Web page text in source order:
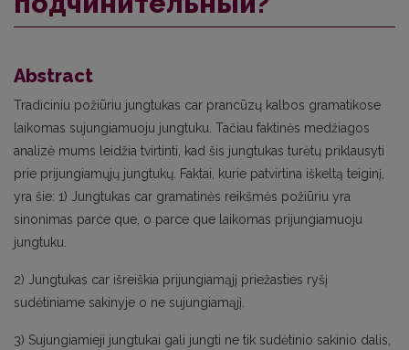
Abstract
Tradiciniu požiūriu jungtukas car prancūzų kalbos gramatikose
laikomas sujungiamuoju jungtuku. Tačiau faktinės medžiagos
analizė mums leidžia tvirtinti, kad šis jungtukas turėtų priklausyti
prie prijungiamųjų jungtukų. Faktai, kurie patvirtina iškeltą teiginį,
yra šie: 1) Jungtukas car gramatinės reikšmės požiūriu yra
sinonimas parce que, o parce que laikomas prijungiamuoju
jungtuku.
2) Jungtukas car išreiškia prijungiamąjį priežasties ryšį
sudėtiniame sakinyje o ne sujungiamąjį.
3) Sujungiamieji jungtukai gali jungti ne tik sudėtinio sakinio dalis,